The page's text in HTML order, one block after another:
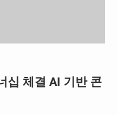
십 체결 AI 기반 콘